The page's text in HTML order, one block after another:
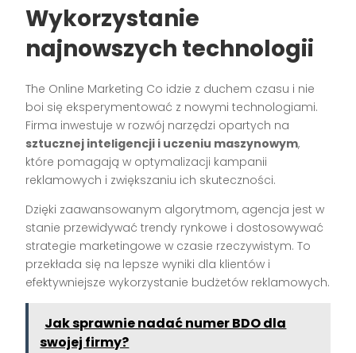
Wykorzystanie
najnowszych technologii
The Online Marketing Co idzie z duchem czasu i nie
boi się eksperymentować z nowymi technologiami.
Firma inwestuje w rozwój narzędzi opartych na
sztucznej inteligencji i uczeniu maszynowym,
które pomagają w optymalizacji kampanii
reklamowych i zwiększaniu ich skuteczności.
Dzięki zaawansowanym algorytmom, agencja jest w
stanie przewidywać trendy rynkowe i dostosowywać
strategie marketingowe w czasie rzeczywistym. To
przekłada się na lepsze wyniki dla klientów i
efektywniejsze wykorzystanie budżetów reklamowych.
Jak sprawnie nadać numer BDO dla
swojej firmy?